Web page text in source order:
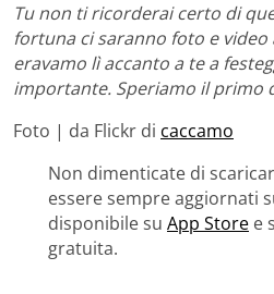
Tu non ti ricorderai certo di
fortuna ci saranno foto e
eravamo lì accanto a te a
importante. Speriamo il primo
Foto | da Flickr di caccamo
Non dimenticate di
essere sempre aggiornati
disponibile su App Store e
gratuita.